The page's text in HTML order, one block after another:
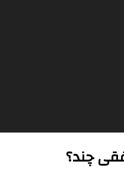
چند؟